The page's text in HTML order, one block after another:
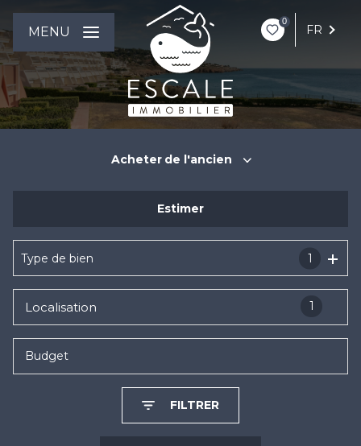
0
FR
MENU
Acheter de l'ancien
De l'immo pro
Estimer
Type de bien 1
1
Localisation
Budget
FILTRER